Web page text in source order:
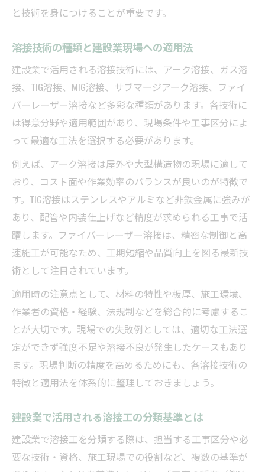
と技術を身につけることが重要です。
溶接技術の種類と建設業現場への適用法
建設業で活用される溶接技術には、アーク溶接、ガス溶
接、TIG溶接、MIG溶接、サブマージアーク溶接、ファイ
バーレーザー溶接など多彩な種類があります。各技術に
は得意分野や適用範囲があり、現場条件や工事区分によ
って最適な工法を選択する必要があります。
例えば、アーク溶接は屋外や大型構造物の現場に適して
おり、コスト面や作業効率のバランスが良いのが特徴で
す。TIG溶接はステンレスやアルミなど非鉄金属に強みが
あり、配管や内装仕上げなど精度が求められる工事で活
躍します。ファイバーレーザー溶接は、精密な制御と高
速施工が可能なため、工期短縮や品質向上を図る最新技
術として注目されています。
適用時の注意点として、材料の特性や板厚、施工環境、
作業者の資格・経験、法規制などを総合的に考慮するこ
とが大切です。現場での失敗例としては、適切な工法選
定ができず強度不足や溶接不良が発生したケースもあり
ます。現場判断の精度を高めるためにも、各溶接技術の
特徴と適用法を体系的に整理しておきましょう。
建設業で活用される溶接工の分類基準とは
建設業で溶接工を分類する際は、担当する工事区分や必
要な技術・資格、施工現場での役割など、複数の基準が